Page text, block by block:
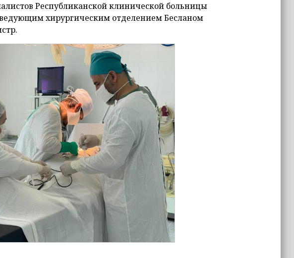
Республиканской клинической больницы
хирургическим отделением Бесланом